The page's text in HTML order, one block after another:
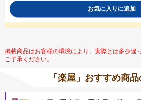
お気に入りに追加
掲載商品はお客様の環境により、実際とは多少違
ご了承ください。
「楽屋」おすすめ商